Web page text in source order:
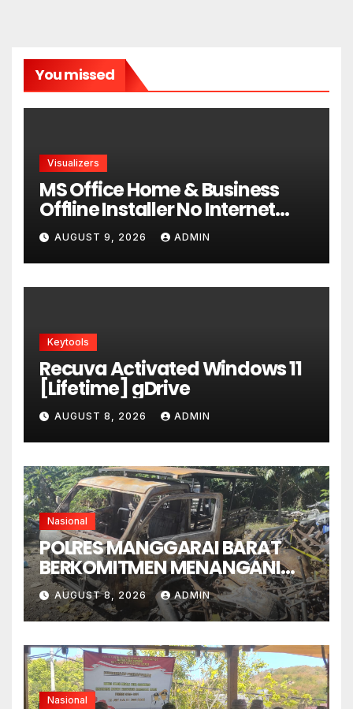
You missed
Visualizers
MS Office Home & Business
Offline Installer No Internet
Required P2P release
AUGUST 9, 2026 ADMIN
Keytools
Recuva Activated Windows 11
[Lifetime] gDrive
AUGUST 8, 2026 ADMIN
Nasional
POLRES MANGGARAI BARAT
BERKOMITMEN MENANGANI
SENGKETA LENGKONG
WARANG SECARA ADIL,
OBYEKTIF DAN INTEGRITAS
AUGUST 8, 2026 ADMIN
Nasional